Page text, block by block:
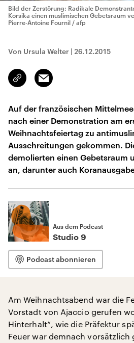
Bild der Zerstörung: Radikale
Korsika einen muslimischen Gebetsraum
Pierre-Antoine Fournil / afp
Von Ursula Welter | 26.12.2015
Link
kopieren/teilen
Email
Auf der französischen
nach einer Demonstration am
Weihnachtsfeiertag zu
Ausschreitungen gekommen.
demolierten einen Gebetsraum
an, darunter auch
Aus dem Podcast
Studio 9
Podcast abonnieren
Am Weihnachtsabend war die
Vorstadt von Ajaccio gerufen
Hinterhalt“, wie die Präfektur
Feuer war demnach vorsätzlich